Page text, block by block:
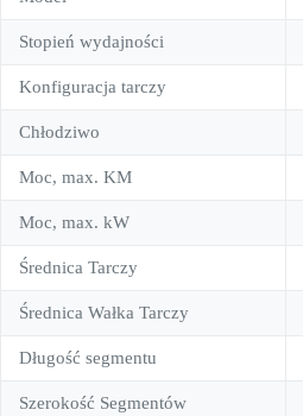
Stopień wydajności
Konfiguracja tarczy
Chłodziwo
Moc, max. KM
Moc, max. kW
Średnica Tarczy
Średnica Wałka Tarczy
Długość segmentu
Szerokość Segmentów